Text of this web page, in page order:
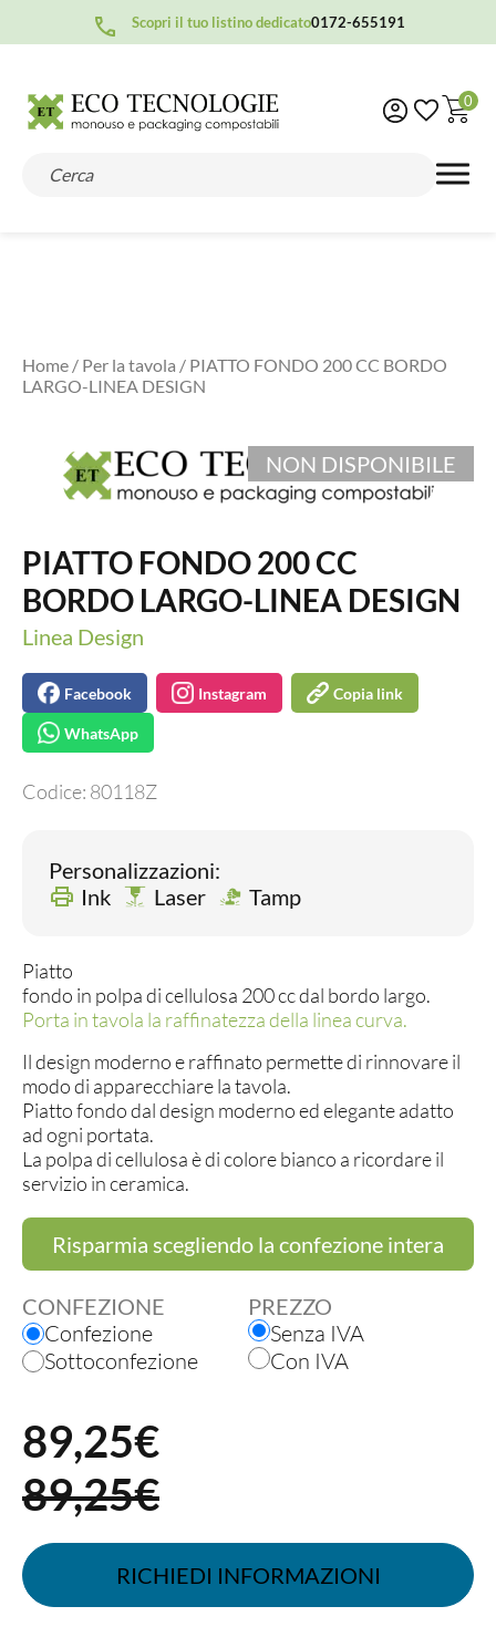
Scopri il tuo listino dedicato0172-655191
0
Home / Per la tavola / PIATTO FONDO 200 CC BORDO
LARGO-LINEA DESIGN
NON DISPONIBILE
PIATTO FONDO 200 CC
BORDO LARGO-LINEA DESIGN
Linea Design
Facebook Instagram Copia link
WhatsApp
Codice: 80118Z
Personalizzazioni:
Ink
Laser Tamp
Piatto
fondo in polpa di cellulosa 200 cc dal bordo largo.
Porta in tavola la raffinatezza della linea curva.
Il design moderno e raffinato permette di rinnovare il
modo di apparecchiare la tavola.
Piatto fondo dal design moderno ed elegante adatto
ad ogni portata.
La polpa di cellulosa è di colore bianco a ricordare il
servizio in ceramica.
Risparmia scegliendo la confezione intera
CONFEZIONE PREZZO
Confezione
Sottoconfezione
Senza IVA
Con IVA
89,25€
89,25€
RICHIEDI INFORMAZIONI